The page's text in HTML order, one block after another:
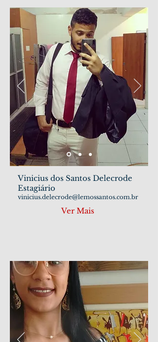
Vinicius dos Santos Delecrode
Estagiário
vinicius.delecrode@lemossantos.com.br
Ver Mais